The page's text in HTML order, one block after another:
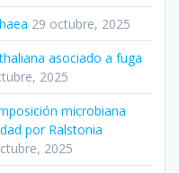
29 octubre, 2025
asociado a fuga
2025
microbiana
por Ralstonia
2025